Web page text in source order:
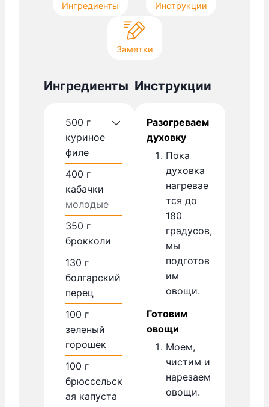
Ингредиенты Инструкции
Заметки
Ингредиенты
500 г
куриное
филе
400 г
кабачки
молодые
350 г
брокколи
130 г
болгарский
перец
100 г
зеленый
горошек
100 г
брюссельск
ая капуста
Инструкции
Разогреваем
духовку
Пока
духовка
нагревае
тся до
180
градусов,
мы
подготов
им
овощи.
Готовим
овощи
Моем,
чистим и
нарезаем
овощи.